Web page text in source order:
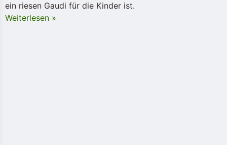
ein riesen Gaudi für die Kinder ist.
Weiterlesen »